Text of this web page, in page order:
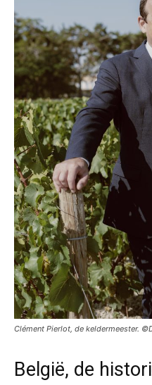
Clément Pierlot, de keldermeester.
België, de